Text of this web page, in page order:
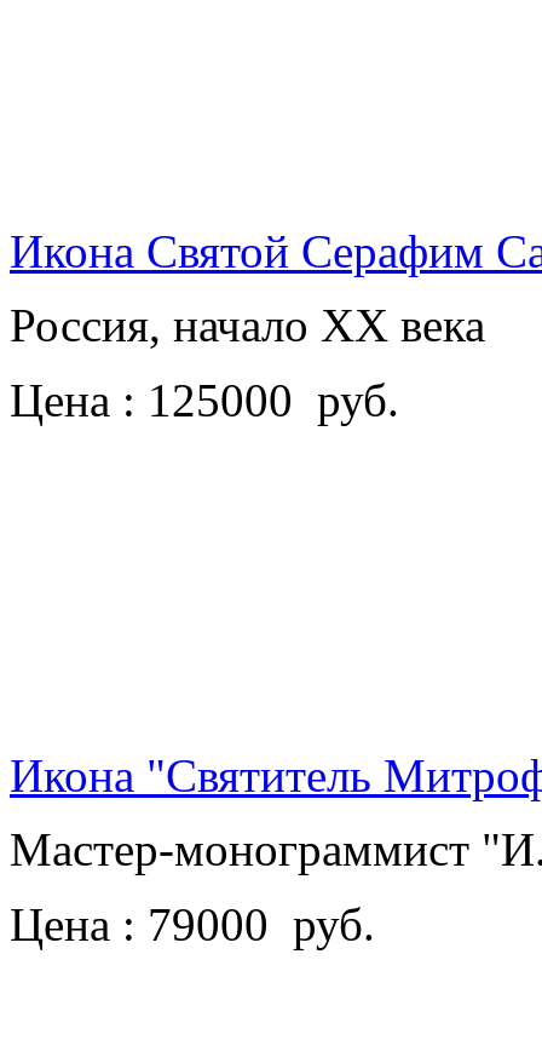
Икона Святой Серафим
Россия, начало XX века
Цена : 125000 руб.
Икона "Святитель
Мастер-монограммист
Цена : 79000 руб.